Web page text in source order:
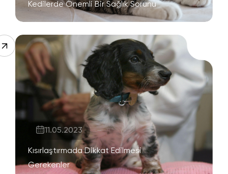
Kedilerde Önemli Bir Sağlık Sorunu
11.05.2023
Kısırlaştırmada Dikkat Edilmesi
Gerekenler